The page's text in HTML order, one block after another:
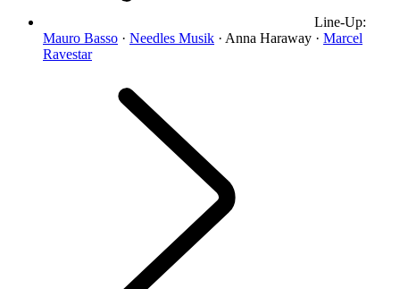
Line-Up:
Mauro Basso · Needles Musik · Anna Haraway · Marcel
Ravestar